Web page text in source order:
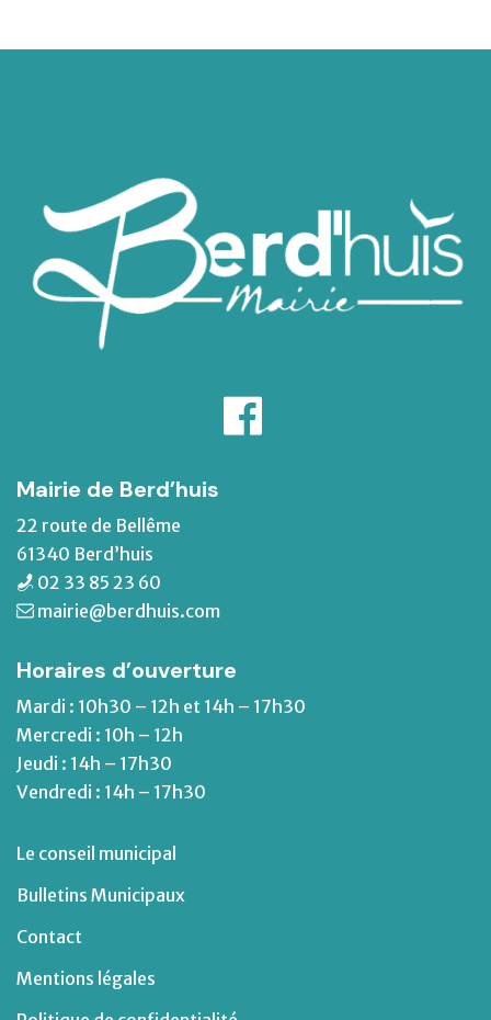
Mairie de Berd’huis
22 route de Bellême
61340 Berd’huis
02 33 85 23 60
mairie@berdhuis.com
Horaires d’ouverture
Mardi : 10h30 – 12h et 14h – 17h30
Mercredi : 10h – 12h
Jeudi : 14h – 17h30
Vendredi : 14h – 17h30
Le conseil municipal
Bulletins Municipaux
Contact
Mentions légales